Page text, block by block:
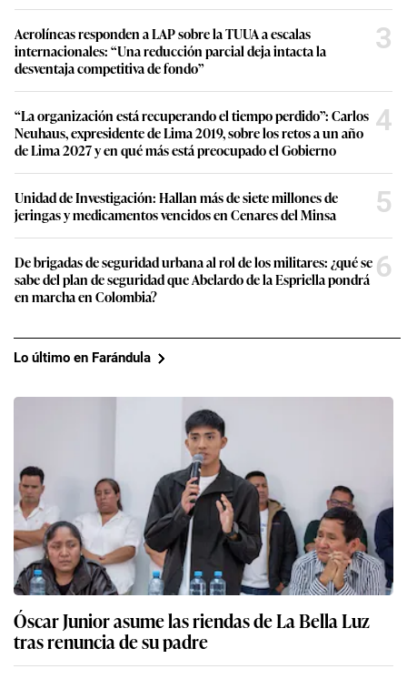
Aerolíneas responden a LAP sobre la TUUA a escalas
internacionales: “Una reducción parcial deja intacta la
desventaja competitiva de fondo”
3
“La organización está recuperando el tiempo perdido”: Carlos
Neuhaus, expresidente de Lima 2019, sobre los retos a un año
de Lima 2027 y en qué más está preocupado el Gobierno
4
Unidad de Investigación: Hallan más de siete millones de
jeringas y medicamentos vencidos en Cenares del Minsa
5
De brigadas de seguridad urbana al rol de los militares: ¿qué se
sabe del plan de seguridad que Abelardo de la Espriella pondrá
en marcha en Colombia?
6
Lo último en Farándula
Óscar Junior asume las riendas de La Bella Luz
tras renuncia de su padre